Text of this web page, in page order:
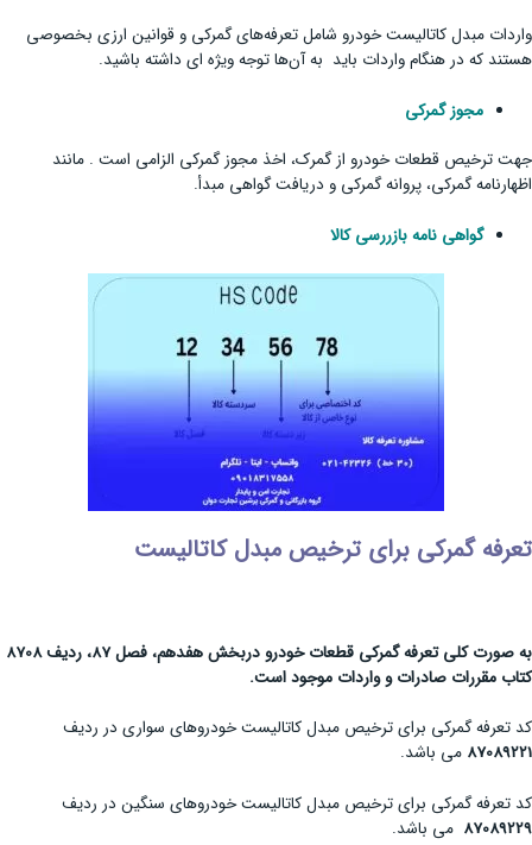
واردات مبدل کاتالیست خودرو شامل تعرفه‌های گمرکی و قوانین ارزی بخصوصی
هستند که در هنگام واردات باید به آن‌ها توجه ویژه ای داشته باشید.
مجوز گمرکی
جهت ترخیص قطعات خودرو از گمرک، اخذ مجوز گمرکی الزامی است . مانند
اظهارنامه گمرکی، پروانه گمرکی و دریافت گواهی مبدأ.
گواهی نامه بازررسی کالا
تعرفه گمرکی برای ترخیص مبدل کاتالیست
به صورت کلی تعرفه گمرکی قطعات خودرو دربخش هفدهم، فصل 87، ردیف 8708
کتاب مقررات صادرات و واردات موجود است.
کد تعرفه گمرکی برای ترخیص مبدل کاتالیست خودروهای سواری در ردیف
87089221 می باشد.
کد تعرفه گمرکی برای ترخیص مبدل کاتالیست خودروهای سنگین در ردیف
87089229 می باشد.